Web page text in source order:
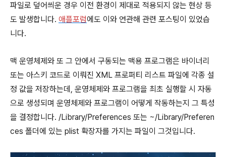
파일로 덮어씌운 경우 이전 환경이 제대로 적용되지 않는 현상 등
도 발생합니다. 애플포럼에도 이와 연관해 관련 포스팅이 있었습
니다.
맥 운영체제와 또 그 안에서 구동되는 맥용 프로그램은 바이너리
또는 아스키 코드로 이뤄진 XML 프로퍼티 리스트 파일에 각종 설
정 값을 저장하는데, 운영체제와 프로그램을 최초 실행할 시 자동
으로 생성되며 운영체제와 프로그램이 어떻게 작동하는지 그 특성
을 결정합니다. /Library/Preferences 또는 ~/Library/Preferen
ces 폴더에 있는 plist 확장자를 가지는 파일이 그것입니다.